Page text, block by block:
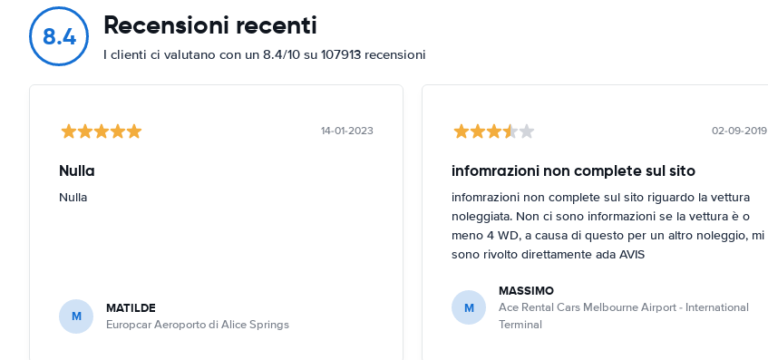
8.4 Recensioni recenti
I clienti ci valutano con un 8.4/10 su 107913 recensioni
14-01-2023
Nulla
Nulla
M MATILDE
Europcar Aeroporto di Alice Springs
02-09-2019
infomrazioni non complete sul sito
infomrazioni non complete sul sito riguardo la vettura
noleggiata. Non ci sono informazioni se la vettura è o
meno 4 WD, a causa di questo per un altro noleggio, mi
sono rivolto direttamente ada AVIS
M
MASSIMO
Ace Rental Cars Melbourne Airport - International
Terminal